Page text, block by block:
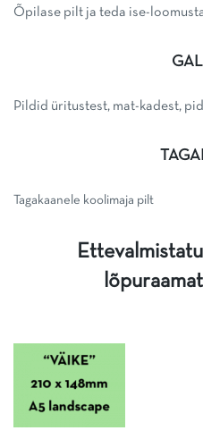
Õpilase pilt ja teda ise-
Pildid üritustest, mat-kadest,
Tagakaanele koolimaja pilt